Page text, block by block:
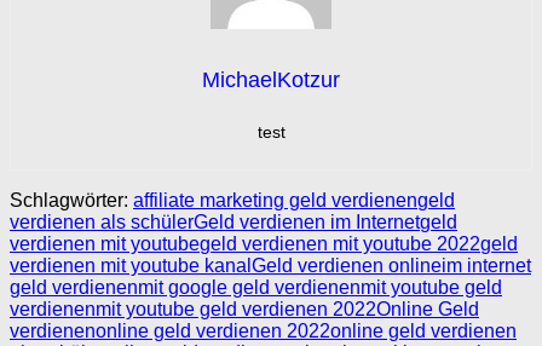
MichaelKotzur
test
Schlagwörter: affiliate marketing geld verdienengeld
verdienen als schülerGeld verdienen im Internetgeld
verdienen mit youtubegeld verdienen mit youtube 2022geld
verdienen mit youtube kanal Geld verdienen onlineim internet
geld verdienenmit google geld verdienenmit youtube geld
verdienenmit youtube geld verdienen 2022Online Geld
verdienenonline geld verdienen 2022online geld verdienen